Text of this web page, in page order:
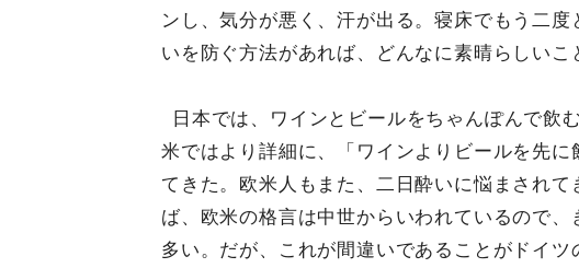
ンし、気分が悪く、汗が出る。寝床でもう二
いを防ぐ方法があれば、どんなに素晴らしいこ
日本では、ワインとビールをちゃんぽんで飲
米ではより詳細に、「ワインよりビールを先
てきた。欧米人もまた、二日酔いに悩まされ
ば、欧米の格言は中世からいわれているので
多い。だが、これが間違いであることがドイ